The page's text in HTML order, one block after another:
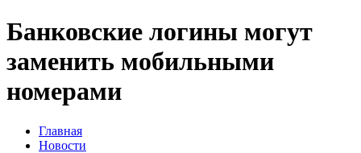
Банковские логины могут
заменить мобильными
номерами
Главная
Новости